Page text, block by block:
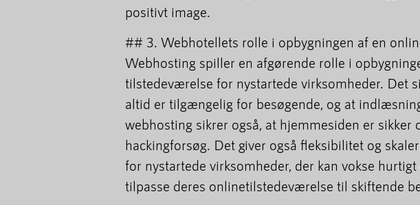
positivt image.
## 3. Webhotellets rolle i opbygningen af en
Webhosting spiller en afgørende rolle i
tilstedeværelse for nystartede virksomheder. Det
altid er tilgængelig for besøgende, og at
webhosting sikrer også, at hjemmesiden er sikker
hackingforsøg. Det giver også fleksibilitet og
for nystartede virksomheder, der kan vokse
tilpasse deres onlinetilstedeværelse til skiftende